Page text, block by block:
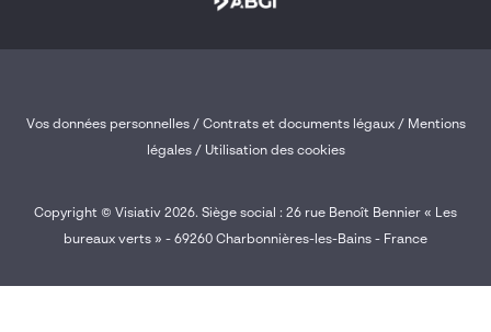
Copyright © Visiativ 2026. Siège social : 26 rue Benoît Bennier « Les
bureaux verts » - 69260 Charbonnières-les-Bains - France
Vos données personnelles/ Contrats et documents légaux/ Mentions
légales / Utilisation des cookies